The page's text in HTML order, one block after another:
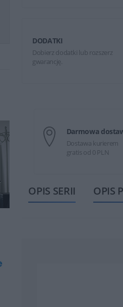
DODATKI
Dobierz dodatki lub rozszerz
gwarancję.
Darmowa
Dostawa kurierem
gratis od 0 PLN
OPIS SERII OPIS